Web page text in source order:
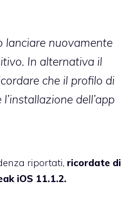
lanciare nuovamente
In alternativa il
che il profilo di
dell’app
riportati, ricordate di
iOS 11.1.2.